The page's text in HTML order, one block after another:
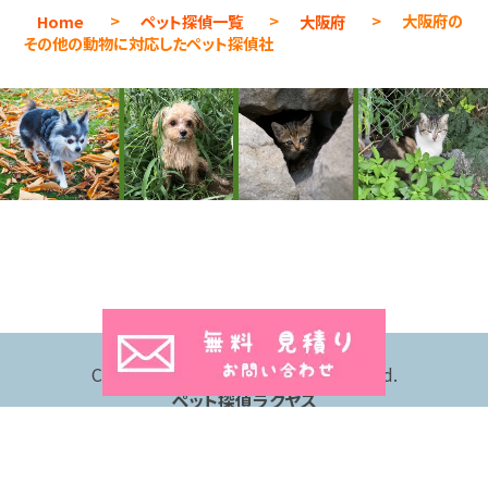
Home > ペット探偵一覧 > 大阪府 >
大阪府の
その他の動物に対応したペット探偵社
Copyright © 2026 All Rights Reserved.
ペット探偵ラクヤス